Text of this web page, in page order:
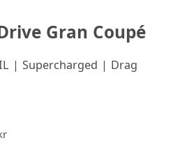
Gran Coupé
| Supercharged | Drag